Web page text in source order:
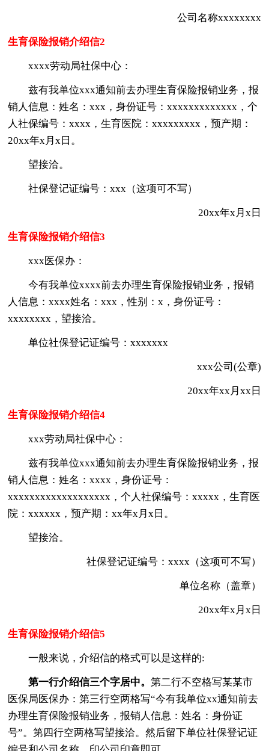
公司名称xxxxxxxx
生育保险报销介绍信2
xxxx劳动局社保中心：
兹有我单位xxx通知前去办理生育保险报销业务，报
销人信息：姓名：xxx，身份证号：xxxxxxxxxxxxx，个
人社保编号：xxxx，生育医院：xxxxxxxxx，预产期：
20xx年x月x日。
望接洽。
社保登记证编号：xxx（这项可不写）
20xx年x月x日
生育保险报销介绍信3
xxx医保办：
今有我单位xxxx前去办理生育保险报销业务，报销
人信息：xxxx姓名：xxx，性别：x，身份证号：
xxxxxxxx，望接洽。
单位社保登记证编号：xxxxxxx
xxx公司(公章)
20xx年xx月xx日
生育保险报销介绍信4
xxx劳动局社保中心：
兹有我单位xxx通知前去办理生育保险报销业务，报
销人信息：姓名：xxxx，身份证号：
xxxxxxxxxxxxxxxxxxx，个人社保编号：xxxxx，生育医
院：xxxxxx，预产期：xx年x月x日。
望接洽。
社保登记证编号：xxxx（这项可不写）
单位名称（盖章）
20xx年x月x日
生育保险报销介绍信5
一般来说，介绍信的格式可以是这样的:
第一行介绍信三个字居中。第二行不空格写某某市
医保局医保办：第三行空两格写“今有我单位xx通知前去
办理生育保险报销业务，报销人信息：姓名：身份证
号”。第四行空两格写望接洽。然后留下单位社保登记证